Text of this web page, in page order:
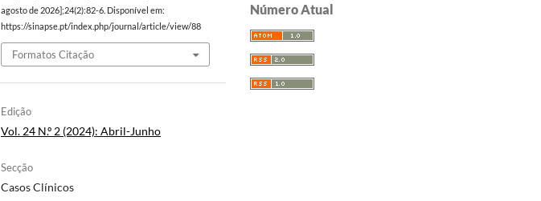
agosto de 2026];24(2):82-6. Disponível em:
https://sinapse.pt/index.php/journal/article/view/88
Formatos Citação
Edição
Vol. 24 N.º 2 (2024): Abril-Junho
Secção
Casos Clínicos
Número Atual